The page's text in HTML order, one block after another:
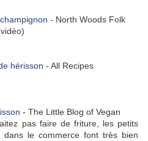
- North Woods Folk
hérisson - All Recipes
- The Little Blog of Vegan
pas faire de friture, les petits
dans le commerce font très bien